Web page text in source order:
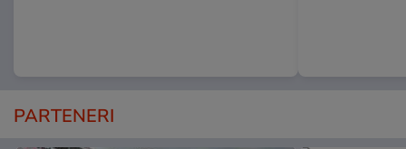
PARTENERI